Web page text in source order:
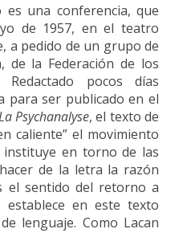
una conferencia, que
de 1957, en el teatro
a pedido de un grupo de
de la Federación de los
Redactado pocos días
para ser publicado en el
Psychanalyse, el texto de
caliente” el movimiento
instituye en torno de las
de la letra la razón
el sentido del retorno a
establece en este texto
lenguaje. Como Lacan